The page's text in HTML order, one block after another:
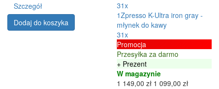
Szczegół
Dodaj do koszyka
31x
1Zpresso K-Ultra iron gray -
młynek do kawy
31x
Promocja
Przesyłka za darmo
+ Prezent
W magazynie
1 149,00 zł 1 099,00 zł